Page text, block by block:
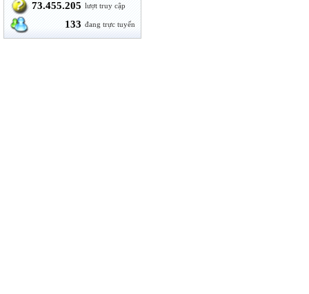
73.455.205 lượt truy cập
133 đang trực tuyến